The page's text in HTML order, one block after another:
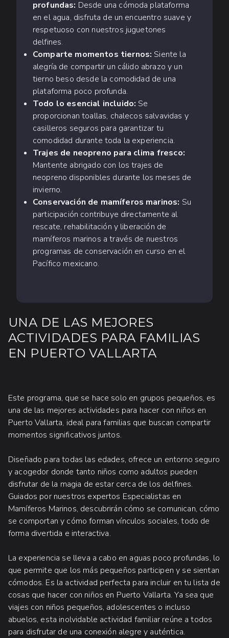
profundas: Desde una cómoda plataforma
en el agua, disfruta de un encuentro suave y
respetuoso con nuestros juguetones
delfines.
Comparte momentos tiernos: Siente la
alegría de compartir un cálido abrazo y un
tierno beso desde la comodidad de una
plataforma poco profunda.
Todo lo esencial incluido: Se
proporcionan toallas, chalecos salvavidas y
casilleros seguros para garantizar tu
comodidad durante toda la experiencia.
Trajes de neopreno para clima fresco:
Mantente abrigado con los trajes de
neopreno disponibles durante los meses de
invierno.
Conservación de mamíferos marinos: Su
participación contribuye directamente al
rescate, rehabilitación y liberación de
mamíferos marinos a través de nuestros
programas de conservación en curso en el
Pacífico mexicano.
UNA DE LAS MEJORES
ACTIVIDADES PARA FAMILIAS
EN PUERTO VALLARTA
Este programa, que se hace solo en grupos pequeños, es
una de las mejores actividades para hacer con niños en
Puerto Vallarta, ideal para familias que buscan compartir
momentos significativos juntos.
Diseñado para todas las edades, ofrece un entorno seguro
y acogedor donde tanto niños como adultos pueden
disfrutar de la magia de estar cerca de los delfines.
Guiados por nuestros expertos Especialistas en
Mamíferos Marinos, descubrirán cómo se comunican, cómo
se comportan y cómo forman vínculos sociales, todo de
forma divertida e interactiva.
La experiencia se lleva a cabo en aguas poco profundas, lo
que permite que los más pequeños participen y se sientan
cómodos. Es la actividad perfecta para incluir en tu lista de
cosas que hacer con niños en Puerto Vallarta. Ya sea que
viajes con niños pequeños, adolescentes o incluso
abuelos, esta inolvidable actividad familiar reúne a todos
para disfrutar de una conexión alegre y auténtica.